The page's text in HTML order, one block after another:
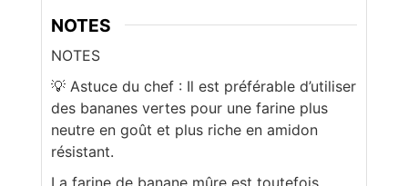
NOTES
NOTES
💡 Astuce du chef : Il est préférable d’utiliser
des bananes vertes pour une farine plus
neutre en goût et plus riche en amidon
résistant.